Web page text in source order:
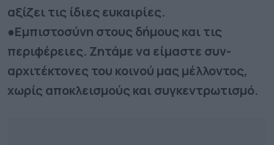
αξίζει τις ίδιες ευκαιρίες.
●Εμπιστοσύνη στους δήμους και τις
περιφέρειες. Ζητάμε να είμαστε συν-
αρχιτέκτονες του κοινού μας μέλλοντος,
χωρίς αποκλεισμούς και συγκεντρωτισμό.